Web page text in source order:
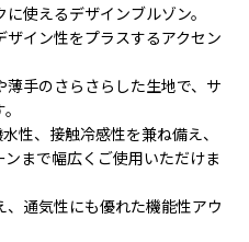
使えるデザインブルゾン。
イン性をプラスするアクセン
手のさらさらした生地で、サ
性、接触冷感性を兼ね備え、
まで幅広くご使用いただけま
通気性にも優れた機能性アウ